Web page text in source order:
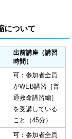
について
出前講座 （講習
時間）
可：参加者全員
がWEB講習［普
通救命講習編］
を受講している
こと（45分）
可：参加者全員